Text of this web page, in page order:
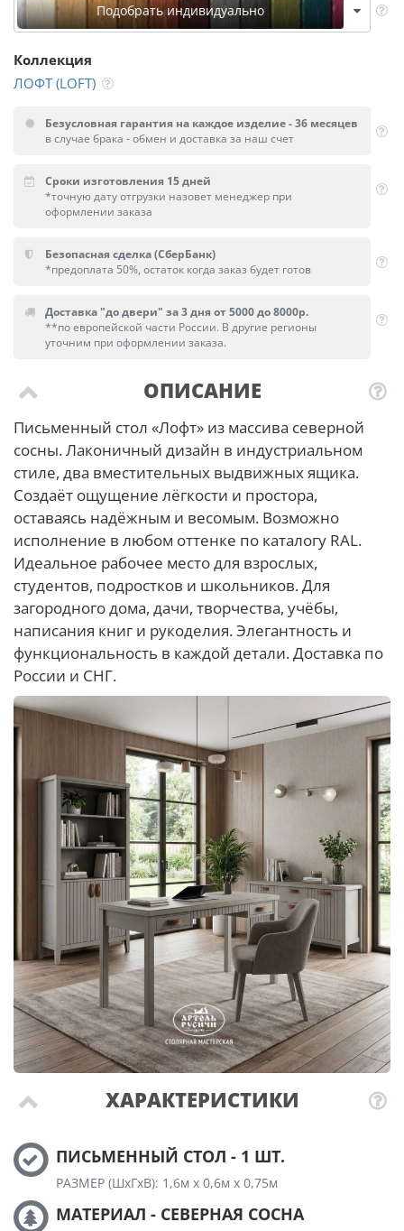
Подобрать индивидуально
Коллекция
ЛОФТ (LOFT)
Безусловная гарантия на каждое изделие - 36 месяцев
в случае брака - обмен и доставка за наш счет
Сроки изготовления 15 дней
*точную дату отгрузки назовет менеджер при
оформлении заказа
Безопасная сделка (СберБанк)
*предоплата 50%, остаток когда заказ будет готов
Доставка "до двери" за 3 дня от 5000 до 8000р.
**по европейской части России. В другие регионы
уточним при оформлении заказа.
ОПИСАНИЕ
Письменный стол «Лофт» из массива северной
сосны. Лаконичный дизайн в индустриальном
стиле, два вместительных выдвижных ящика.
Создаёт ощущение лёгкости и простора,
оставаясь надёжным и весомым. Возможно
исполнение в любом оттенке по каталогу RAL.
Идеальное рабочее место для взрослых,
студентов, подростков и школьников. Для
загородного дома, дачи, творчества, учёбы,
написания книг и рукоделия. Элегантность и
функциональность в каждой детали. Доставка по
России и СНГ.
ХАРАКТЕРИСТИКИ
ПИСЬМЕННЫЙ СТОЛ - 1 ШТ.
РАЗМЕР (ШхГхВ): 1,6м х 0,6м х 0,75м
МАТЕРИАЛ - СЕВЕРНАЯ СОСНА